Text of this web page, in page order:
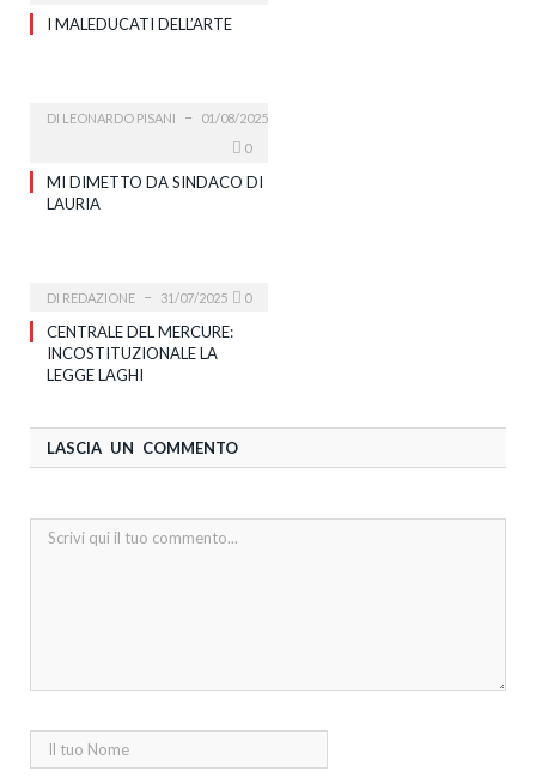
I MALEDUCATI DELL’ARTE
DI LEONARDO PISANI
01/08/2025
0
MI DIMETTO DA SINDACO DI
LAURIA
DI REDAZIONE 31/07/2025 0
CENTRALE DEL MERCURE:
INCOSTITUZIONALE LA
LEGGE LAGHI
LASCIA UN COMMENTO